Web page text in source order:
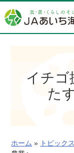
容
を
イチ
た
ホーム » トピックス